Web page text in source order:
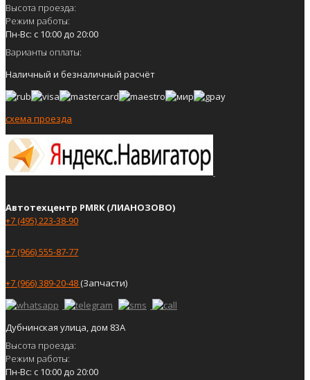
Высота проезда:
Режим работы:
Пн-Вс: с 10:00 до 20:00
Варианты оплаты:
Наличный и безналичный расчёт
схема проезда
Автотехцентр PMRK (ЛИАНОЗОВО)
+7 (495) 223-38-90
+7 (966) 555-87-77
+7 (966) 389-20-48(Запчасти)
Дубнинская улица, дом 83А
Высота проезда:
Режим работы:
Пн-Вс: с 10:00 до 20:00